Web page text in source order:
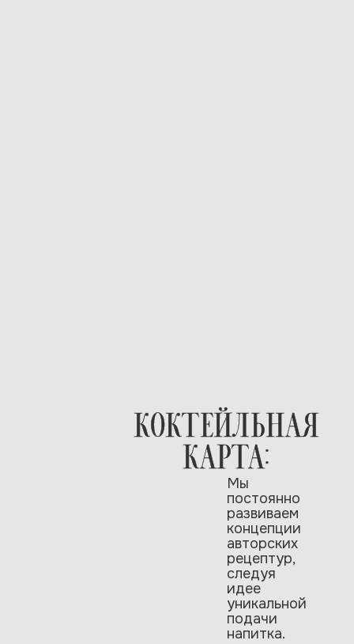
КОКТЕЙЛЬНАЯ
КАРТА:
Мы
постоянно
развиваем
концепции
авторских
рецептур,
следуя
идее
уникальной
подачи
напитка.